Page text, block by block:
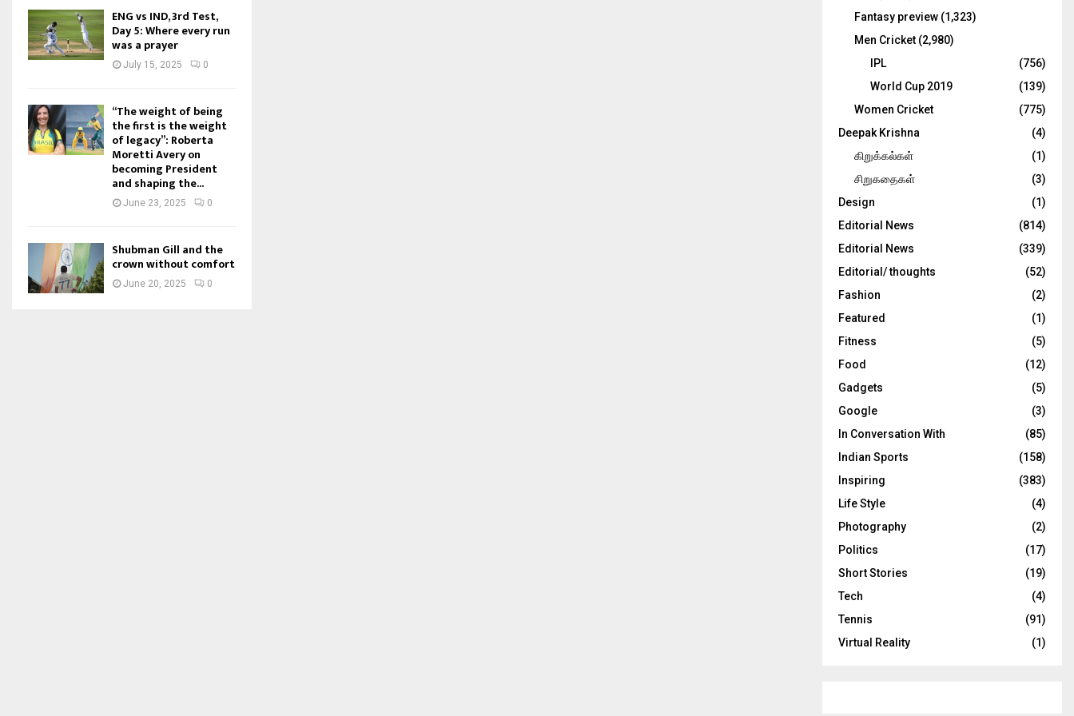
ENG vs IND, 3rd Test,
Day 5: Where every run
was a prayer
July 15, 2025 0
“The weight of being
the first is the weight
of legacy”: Roberta
Moretti Avery on
becoming President
and shaping the...
June 23, 2025 0
Shubman Gill and the
crown without comfort
June 20, 2025 0
Fantasy preview (1,323)
Men Cricket (2,980)
IPL
(756)
World Cup 2019
(139)
Women Cricket
(775)
Deepak Krishna
(4)
கிறுக்கல்கள்
(1)
சிறுகதைகள்
(3)
Design
(1)
Editorial News
(814)
Editorial News
(339)
Editorial/ thoughts
(52)
Fashion
(2)
Featured
(1)
Fitness
(5)
Food
(12)
Gadgets
(5)
Google
(3)
In Conversation With
(85)
Indian Sports
(158)
Inspiring
(383)
Life Style
(4)
Photography
(2)
Politics
(17)
Short Stories
(19)
Tech
(4)
Tennis
(91)
Virtual Reality
(1)